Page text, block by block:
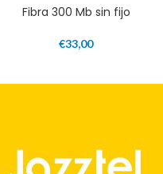
Fibra 300 Mb sin fijo
€33,00